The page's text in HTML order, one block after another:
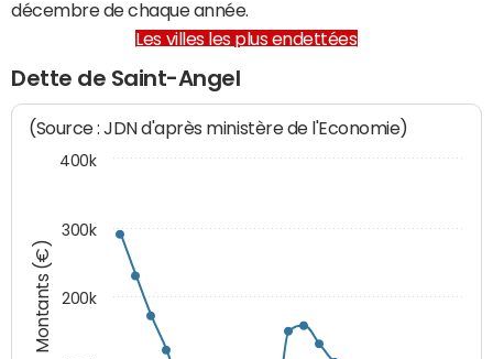
décembre de chaque année.
Les villes les plus endettées
Dette de Saint-Angel
Montants (€)
(Source : JDN d'après ministère de l'Economie)
200k
300k
400k